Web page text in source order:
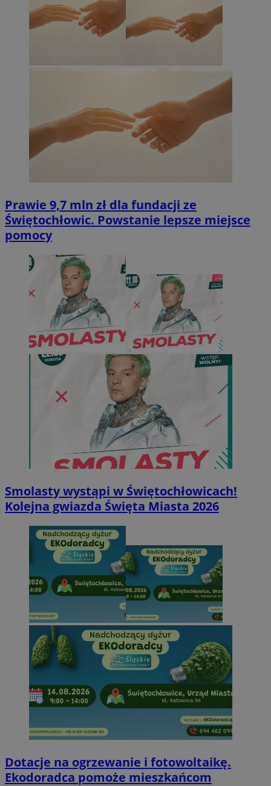
Prawie 9,7 mln zł dla fundacji ze
Świętochłowic. Powstanie lepsze miejsce
pomocy
Smolasty wystąpi w Świętochłowicach!
Kolejna gwiazda Święta Miasta 2026
Dotacje na ogrzewanie i fotowoltaikę.
Ekodoradca pomoże mieszkańcom